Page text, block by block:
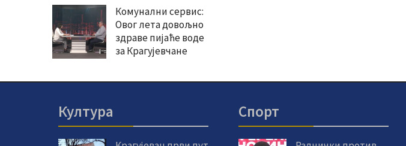
Комунални сервис:
Овог лета довољно
здраве пијаће воде
за Крагујевчане
Култура Спорт